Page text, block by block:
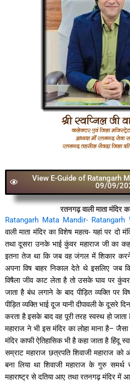
View E-Guide of Ratangarh
09/09/
रतनगढ़ वाली माता मंदिर
Ratangarh Mata Mandir-
वाली माता मंदिर का विशेष महत्व- यहां पर दो
तथा दूसरा उनके भाई कुंवर महाराजजीका
इतना तेज था कि जब वह जंगल में शिकार
अपना विष बाहर निकाल देते थे इसलिए जब
विषैला जीव काट लेता है तो उसके घाव पर
जाता है बंध लगाने के बाद पीड़ित व्यक्ति पर
पीड़ित व्यक्ति भाई दूज यानी दीपावली के दूसरे
करता है इसके बाद वह पूरी तरह स्वस्थ हो
महाराज ने भी इस मंदिर का लोहा माना है–
मंदिर काफी ऐतिहासिक भी है कहा जाता है हिंदू
सम्राट महाराज छत्रपति शिवाजी महाराज
बना लिया था शिवाजी महाराज के गुरु समर्थ
महाराष्ट्र से दतिया आए तथा रतनगढ़ मंदिर में